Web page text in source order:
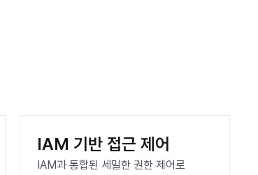
IAM 기반 접근 제어
IAM과 통합된 세밀한 권한 제어로